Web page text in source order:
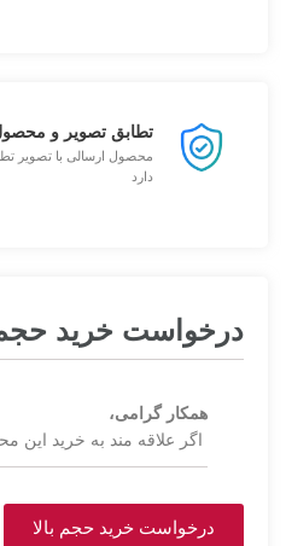
تطابق تصویر و
محصول ارسالی با تصویر
دارد
درخواست خرید حجم
همکار گرامی،
اگر علاقه مند به خرید این
درخواست خرید حجم بالا